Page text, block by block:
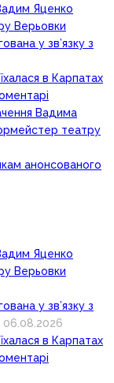
Яценко
Верьовки
у зв’язку з
в Карпатах
Вадима
театру
анонсованого
Яценко
Верьовки
у зв’язку з
06.08.2026
в Карпатах